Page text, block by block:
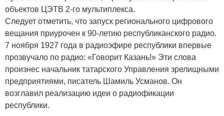
объектов ЦЭТВ 2-го мультиплекса.
Следует отметить, что запуск регионального цифрового
вещания приурочен к 90-летию республиканского радио.
7 ноября 1927 года в радиоэфире республики впервые
прозвучало по радио: «Говорит Казань!» Эти слова
произнес начальник татарского Управления зрелищными
предприятиями, писатель Шамиль Усманов. Он
возглавил реализацию идеи о радиофикации
республики.